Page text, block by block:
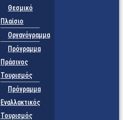
Θεσμικό
Πλαίσιο
Οργανόγραμμα
Πρόγραμμα
Πράσινος
Τουρισμός
Πρόγραμμα
Εναλλακτικός
Τουρισμός